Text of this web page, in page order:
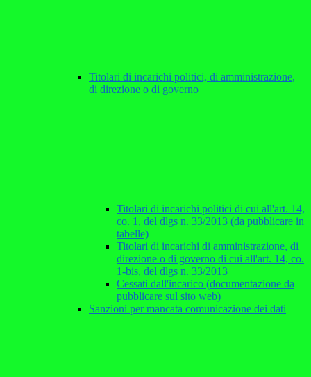
Titolari di incarichi politici, di amministrazione,
di direzione o di governo
Titolari di incarichi politici di cui all'art. 14,
co. 1, del dlgs n. 33/2013 (da pubblicare in
tabelle)
Titolari di incarichi di amministrazione, di
direzione o di governo di cui all'art. 14, co.
1-bis, del dlgs n. 33/2013
Cessati dall'incarico (documentazione da
pubblicare sul sito web)
Sanzioni per mancata comunicazione dei dati